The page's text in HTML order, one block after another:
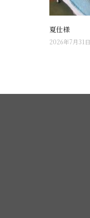
夏仕様
2026年7月31日